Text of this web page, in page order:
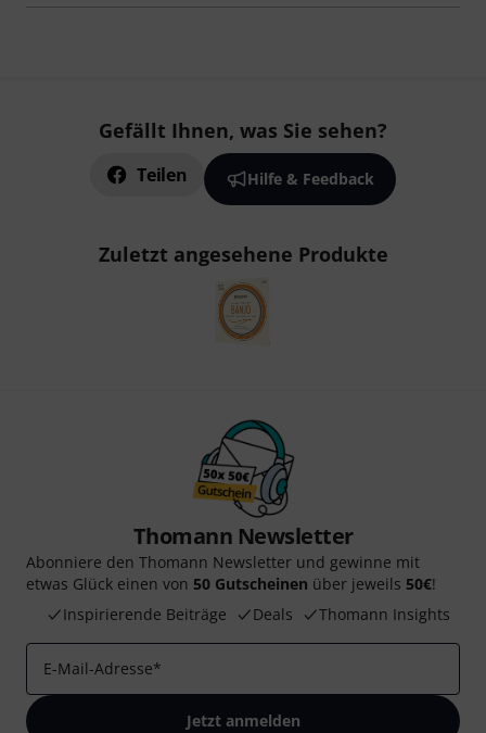
Gefällt Ihnen, was Sie sehen?
Teilen Hilfe & Feedback
Zuletzt angesehene Produkte
Thomann Newsletter
Abonniere den Thomann Newsletter und gewinne mit
etwas Glück einen von 50 Gutscheinen über jeweils 50€!
Inspirierende Beiträge
Deals Thomann Insights
E-Mail-Adresse*
Jetzt anmelden